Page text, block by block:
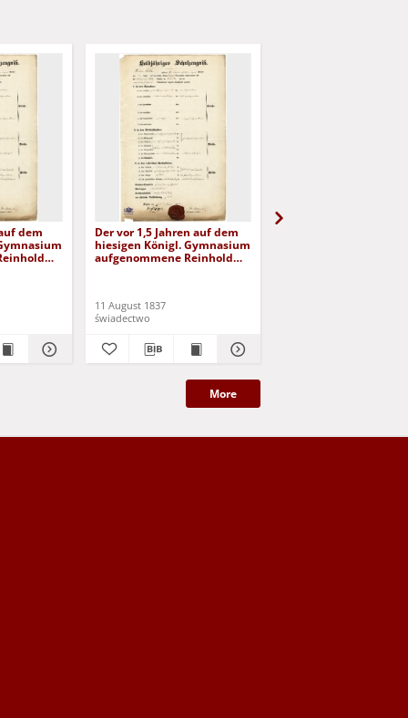
dem
Der vor 1,5 Jahren auf dem
hiesigen Königl. Gymnasium
aufgenommene Reinhold
11 August 1837
świadectwo
More